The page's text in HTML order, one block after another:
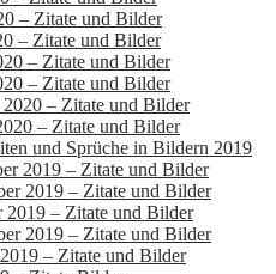
– Zitate und Bilder
– Zitate und Bilder
– Zitate und Bilder
– Zitate und Bilder
2020 – Zitate und Bilder
– Zitate und Bilder
und Sprüche in Bildern 2019
2019 – Zitate und Bilder
2019 – Zitate und Bilder
2019 – Zitate und Bilder
2019 – Zitate und Bilder
– Zitate und Bilder